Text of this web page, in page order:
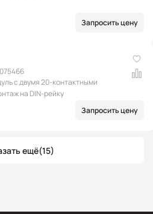
Запросить цену
с двумя 20-контактными
на DIN-рейку
Запросить цену
ещё(15)